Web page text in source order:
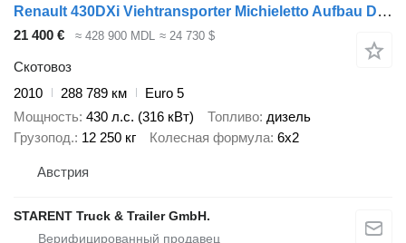
Renault 430DXi Viehtransporter Michieletto Aufbau Doppelstock
21 400 € ≈ 428 900 MDL ≈ 24 730 $
Скотовоз
2010
288 789 км
Euro 5
Мощность 430 л.с. (316 кВт) Топливо дизель
Грузопод. 12 250 кг Колесная формула 6x2
Австрия
STARENT Truck & Trailer GmbH.